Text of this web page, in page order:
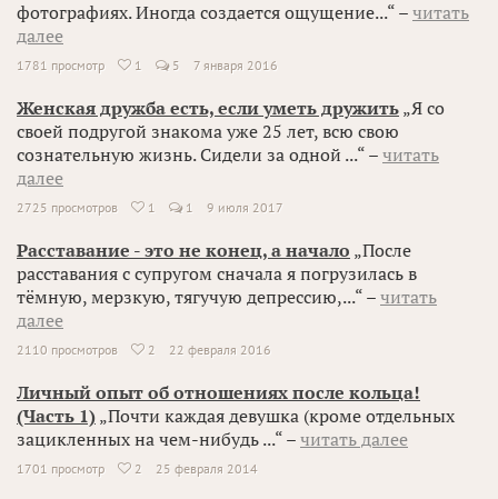
фотографиях. Иногда создается ощущение...“ – читать
далее
1781 просмотр  1 5 7 января 2016
Женская дружба есть, если уметь дружить „Я со
своей подругой знакома уже 25 лет, всю свою
сознательную жизнь. Сидели за одной ...“ – читать
далее
2725 просмотров  1 1 9 июля 2017
Расставание - это не конец, а начало „После
расставания с супругом сначала я погрузилась в
тёмную, мерзкую, тягучую депрессию,...“ – читать
далее
2110 просмотров  2 22 февраля 2016
Личный опыт об отношениях после кольца!
(Часть 1) „Почти каждая девушка (кроме отдельных
зацикленных на чем-нибудь ...“ – читать далее
1701 просмотр  2 25 февраля 2014